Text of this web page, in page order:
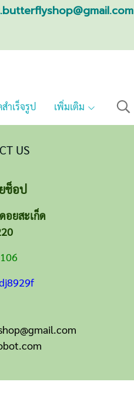
ำเร็จรูป เพิ่มเติม
US
ช็อป
อยสะเก็ด